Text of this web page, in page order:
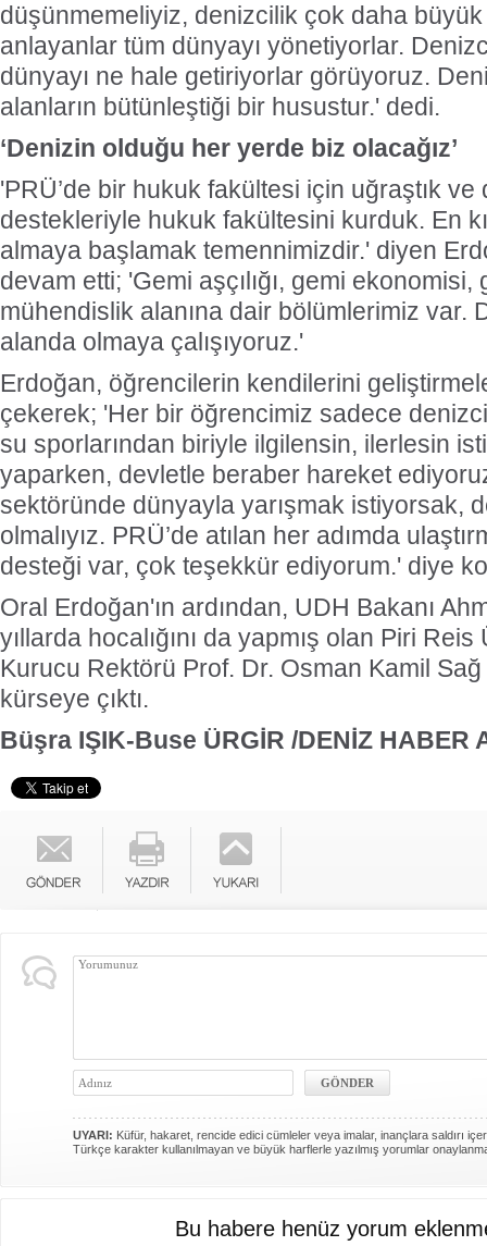
düşünmemeliyiz, denizcilik çok daha
anlayanlar tüm dünyayı yönetiyorlar.
dünyayı ne hale getiriyorlar görüyoruz.
alanların bütünleştiği bir husustur.' dedi.
‘Denizin olduğu her yerde biz olacağız’
'PRÜ’de bir hukuk fakültesi için uğraştık
destekleriyle hukuk fakültesini kurduk. En
almaya başlamak temennimizdir.' diyen
devam etti; 'Gemi aşçılığı, gemi
mühendislik alanına dair bölümlerimiz var.
alanda olmaya çalışıyoruz.'
Erdoğan, öğrencilerin kendilerini
çekerek; 'Her bir öğrencimiz sadece
su sporlarından biriyle ilgilensin, ilerlesin
yaparken, devletle beraber hareket
sektöründe dünyayla yarışmak istiyorsak,
olmalıyız. PRÜ’de atılan her adımda
desteği var, çok teşekkür ediyorum.' diye
Oral Erdoğan'ın ardından, UDH Bakanı
yıllarda hocalığını da yapmış olan Piri
Kurucu Rektörü Prof. Dr. Osman Kamil
kürseye çıktı.
Büşra IŞIK-Buse ÜRGİR /DENİZ HABER
UYARI: Küfür, hakaret, rencide edici cümleler veya imalar, inançlara saldırı
Türkçe karakter kullanılmayan ve büyük harflerle yazılmış yorumlar
Bu habere henüz yorum